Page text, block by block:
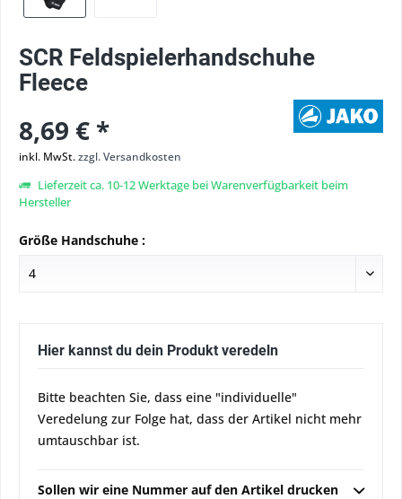
SCR Feldspielerhandschuhe
Fleece
8,69 € *
inkl. MwSt.zzgl. Versandkosten
Lieferzeit ca. 10-12 Werktage bei Warenverfügbarkeit beim
Hersteller
Größe Handschuhe :
Hier kannst du dein Produkt veredeln
Bitte beachten Sie, dass eine "individuelle"
Veredelung zur Folge hat, dass der Artikel nicht mehr
umtauschbar ist.
Sollen wir eine Nummer auf den Artikel drucken